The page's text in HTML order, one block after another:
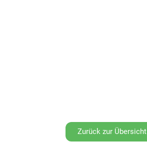
Zurück zur Übersicht